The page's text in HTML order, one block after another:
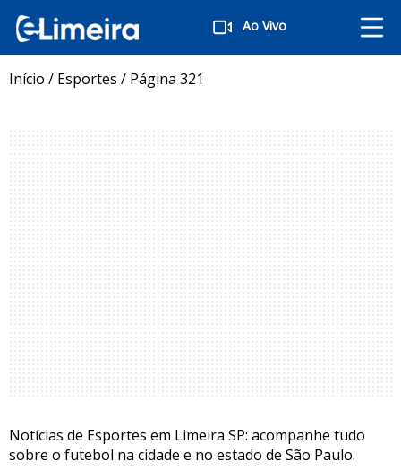
Ao Vivo
Início / Esportes / Página 321
Notícias de Esportes em Limeira SP: acompanhe tudo
sobre o futebol na cidade e no estado de São Paulo.